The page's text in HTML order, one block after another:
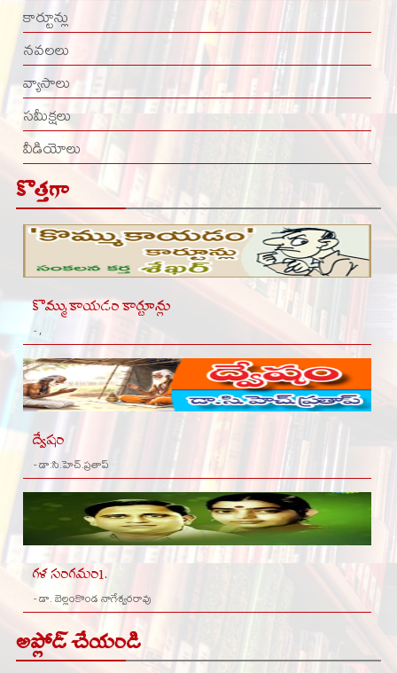
కార్టూన్లు
నవలలు
వ్యాసాలు
సమీక్షలు
వీడియోలు
కొత్తగా
కొమ్ముకాయడం కార్టూన్లు
- ,
ద్వేషం
- డా:సి.హెచ్.ప్రతాప్
గళ సంగమం1.
- డా. బెల్లంకొండ నాగేశ్వరరావు
అప్లోడ్ చేయండి